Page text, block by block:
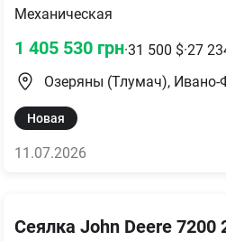
Механическая
1 405 530 грн·31 500 $·27
Озеряны (Тлумач), Ивано-
Новая
11.07.2026
Сеялка John Deere 7200